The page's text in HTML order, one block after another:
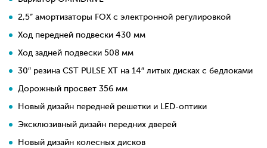
2,5” амортизаторы FOX с электронной регулировкой
Ход передней подвески 430 мм
Ход задней подвески 508 мм
30″ резина CST PULSE XT на 14″ литых дисках с бедлоками
Дорожный просвет 356 мм
Новый дизайн передней решетки и LED-оптики
Эксклюзивный дизайн передних дверей
Новый дизайн колесных дисков